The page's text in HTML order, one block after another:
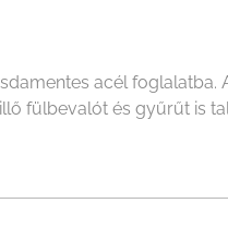
acél foglalatba.
fülbevalót és gyűrűt is